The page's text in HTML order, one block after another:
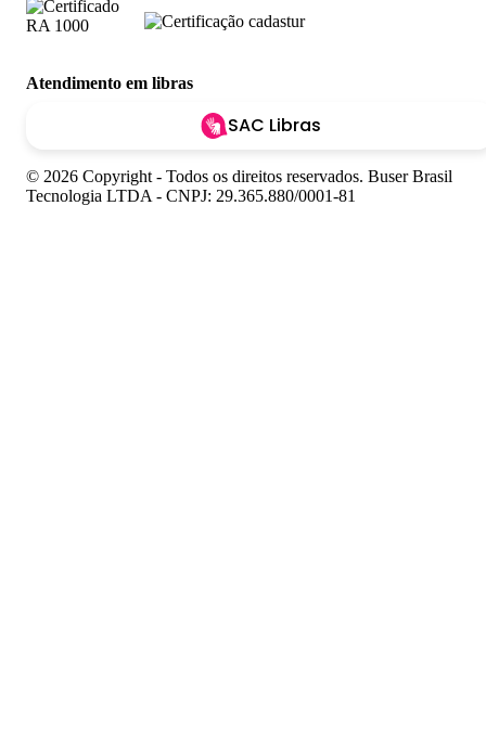
Atendimento em libras
SAC Libras
© 2026 Copyright - Todos os direitos reservados. Buser Brasil
Tecnologia LTDA - CNPJ: 29.365.880/0001-81